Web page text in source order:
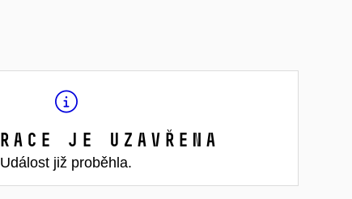
je uzavřena
Událost již proběhla.